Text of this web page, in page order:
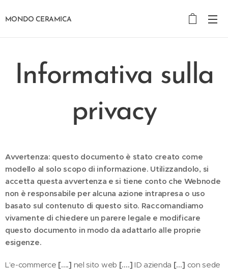
MONDO CERAMICA
Informativa sulla
privacy
Avvertenza: questo documento è stato creato come
modello al solo scopo di informazione. Utilizzandolo, si
accetta questa avvertenza e si tiene conto che Webnode
non è responsabile per alcuna azione intrapresa o uso
basato sul contenuto di questo sito. Raccomandiamo
vivamente di chiedere un parere legale e modificare
questo documento in modo da adattarlo alle proprie
esigenze.
L’e-commerce [….] nel sito web [….] ID azienda […] con sede